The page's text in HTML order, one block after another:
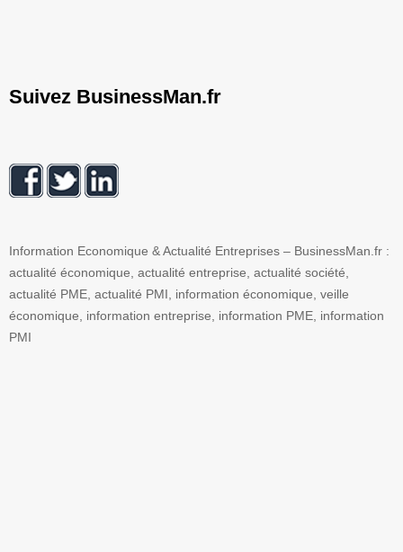
Suivez BusinessMan.fr
Information Economique & Actualité Entreprises – BusinessMan.fr :
actualité économique, actualité entreprise, actualité société,
actualité PME, actualité PMI, information économique, veille
économique, information entreprise, information PME, information
PMI